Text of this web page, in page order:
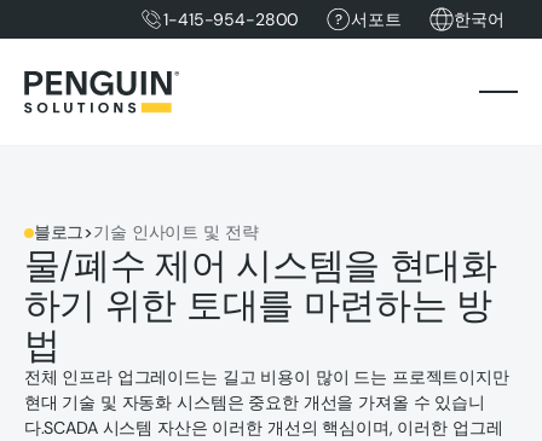
1-415-954-2800 서포트 한국어
블로그>기술 인사이트 및 전략
물/폐수 제어 시스템을 현대화
하기 위한 토대를 마련하는 방
법
전체 인프라 업그레이드는 길고 비용이 많이 드는 프로젝트이지만
현대 기술 및 자동화 시스템은 중요한 개선을 가져올 수 있습니
다.SCADA 시스템 자산은 이러한 개선의 핵심이며, 이러한 업그레